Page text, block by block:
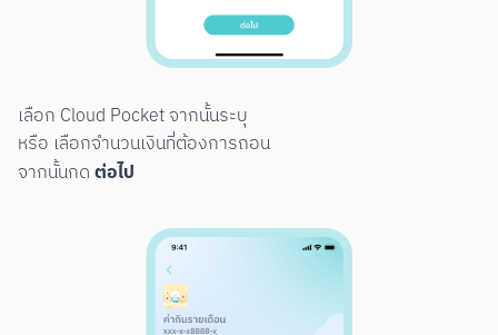
เลือก Cloud Pocket จากนั้นระบุ
หรือ เลือกจำนวนเงินที่ต้องการถอน
จากนั้นกด ต่อไป